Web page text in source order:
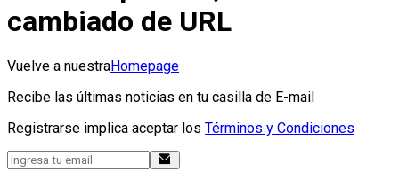
cambiado de URL
Vuelve a nuestraHomepage
Recibe las últimas noticias en tu casilla de E-mail
Registrarse implica aceptar los Términos y Condiciones